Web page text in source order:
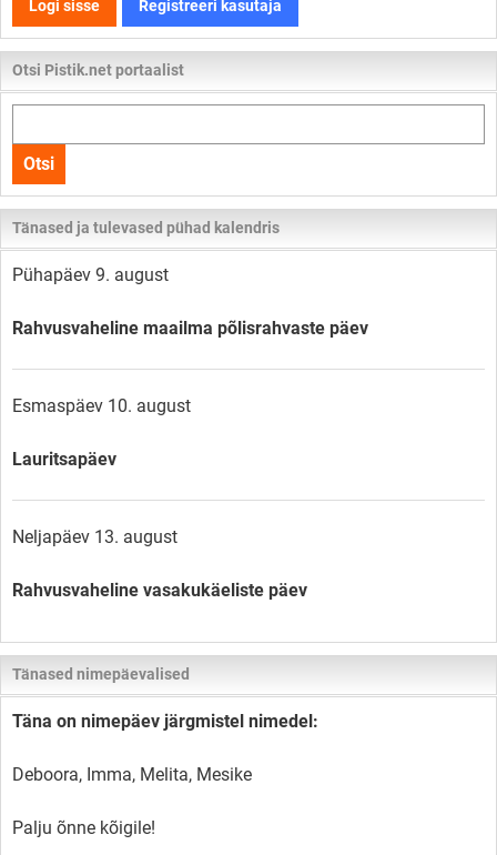
Logi sisse Registreeri kasutaja
Otsi Pistik.net portaalist
kogu
lehelt
Otsi
Tänased ja tulevased pühad kalendris
Pühapäev 9. august
Rahvusvaheline maailma põlisrahvaste päev
Esmaspäev 10. august
Lauritsapäev
Neljapäev 13. august
Rahvusvaheline vasakukäeliste päev
Tänased nimepäevalised
Täna on nimepäev järgmistel nimedel:
Deboora, Imma, Melita, Mesike
Palju õnne kõigile!